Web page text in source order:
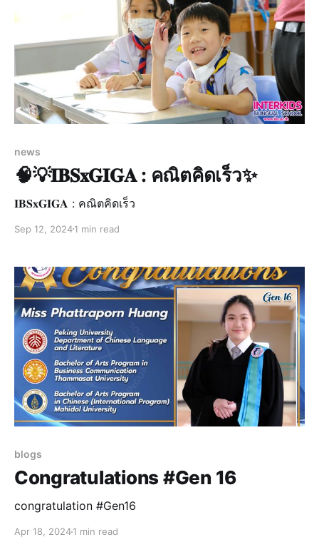
news
🧠💡𝐈𝐁𝐒𝐱𝐆𝐈𝐆𝐀 : คณิตคิดเร็ว✨
𝐈𝐁𝐒𝐱𝐆𝐈𝐆𝐀 : คณิตคิดเร็ว
Sep 12, 20241 min read
blogs
Congratulations #Gen 16
congratulation #Gen16
Apr 18, 20241 min read